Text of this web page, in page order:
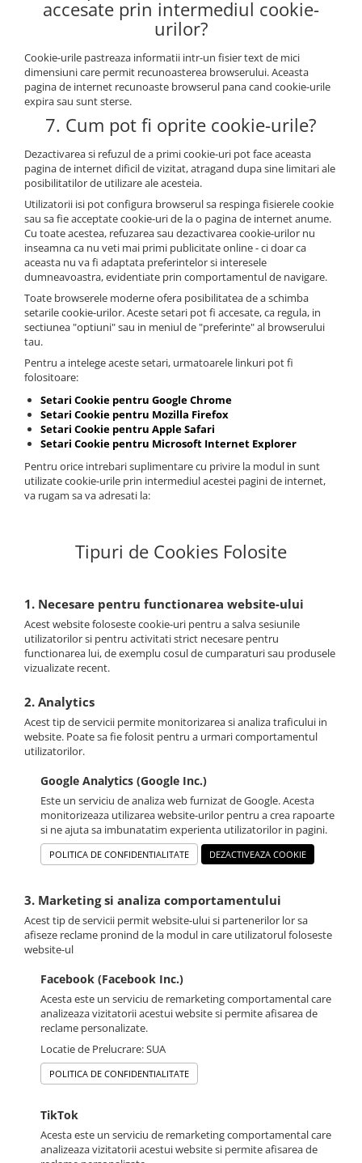
accesate prin intermediul cookie-
urilor?
Cookie-urile pastreaza informatii intr-un fisier text de mici
dimensiuni care permit recunoasterea browserului. Aceasta
pagina de internet recunoaste browserul pana cand cookie-urile
expira sau sunt sterse.
7. Cum pot fi oprite cookie-urile?
Dezactivarea si refuzul de a primi cookie-uri pot face aceasta
pagina de internet dificil de vizitat, atragand dupa sine limitari ale
posibilitatilor de utilizare ale acesteia.
Utilizatorii isi pot configura browserul sa respinga fisierele cookie
sau sa fie acceptate cookie-uri de la o pagina de internet anume.
Cu toate acestea, refuzarea sau dezactivarea cookie-urilor nu
inseamna ca nu veti mai primi publicitate online - ci doar ca
aceasta nu va fi adaptata preferintelor si interesele
dumneavoastra, evidentiate prin comportamentul de navigare.
Toate browserele moderne ofera posibilitatea de a schimba
setarile cookie-urilor. Aceste setari pot fi accesate, ca regula, in
sectiunea "optiuni" sau in meniul de "preferinte" al browserului
tau.
Pentru a intelege aceste setari, urmatoarele linkuri pot fi
folositoare:
Setari Cookie pentru Google Chrome
Setari Cookie pentru Mozilla Firefox
Setari Cookie pentru Apple Safari
Setari Cookie pentru Microsoft Internet Explorer
Pentru orice intrebari suplimentare cu privire la modul in sunt
utilizate cookie-urile prin intermediul acestei pagini de internet,
va rugam sa va adresati la:
Tipuri de Cookies Folosite
1. Necesare pentru functionarea website-ului
Acest website foloseste cookie-uri pentru a salva sesiunile
utilizatorilor si pentru activitati strict necesare pentru
functionarea lui, de exemplu cosul de cumparaturi sau produsele
vizualizate recent.
2. Analytics
Acest tip de servicii permite monitorizarea si analiza traficului in
website. Poate sa fie folosit pentru a urmari comportamentul
utilizatorilor.
Google Analytics (Google Inc.)
Este un serviciu de analiza web furnizat de Google. Acesta
monitorizeaza utilizarea website-urilor pentru a crea rapoarte
si ne ajuta sa imbunatatim experienta utilizatorilor in pagini.
POLITICA DE CONFIDENTIALITATE DEZACTIVEAZA COOKIE
3. Marketing si analiza comportamentului
Acest tip de servicii permit website-ului si partenerilor lor sa
afiseze reclame pronind de la modul in care utilizatorul foloseste
website-ul
Facebook (Facebook Inc.)
Acesta este un serviciu de remarketing comportamental care
analizeaza vizitatorii acestui website si permite afisarea de
reclame personalizate.
Locatie de Prelucrare: SUA
POLITICA DE CONFIDENTIALITATE
TikTok
Acesta este un serviciu de remarketing comportamental care
analizeaza vizitatorii acestui website si permite afisarea de